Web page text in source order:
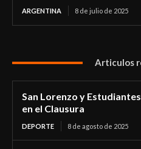
ARGENTINA 8 de julio de 2025
Articulos
San Lorenzo y
en el Clausura
DEPORTE 8 de agosto de 2025